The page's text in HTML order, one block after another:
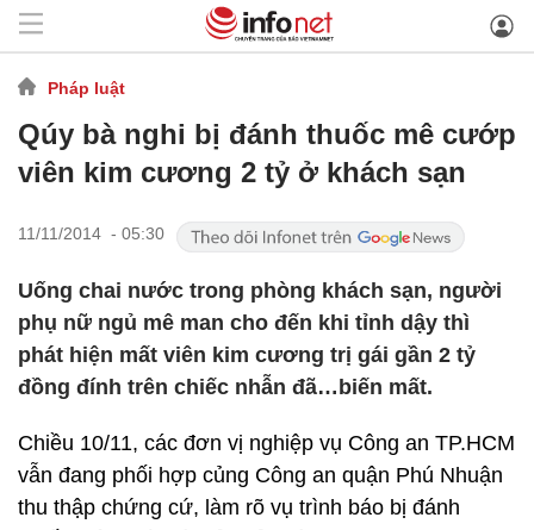
Pháp luật
Qúy bà nghi bị đánh thuốc mê cướp
viên kim cương 2 tỷ ở khách sạn
11/11/2014 - 05:30
Uống chai nước trong phòng khách sạn, người
phụ nữ ngủ mê man cho đến khi tỉnh dậy thì
phát hiện mất viên kim cương trị gái gần 2 tỷ
đồng đính trên chiếc nhẫn đã…biến mất.
Chiều 10/11, các đơn vị nghiệp vụ Công an TP.HCM
vẫn đang phối hợp củng Công an quận Phú Nhuận
thu thập chứng cứ, làm rõ vụ trình báo bị đánh